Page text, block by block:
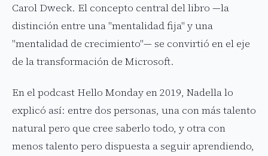
Carol Dweck. El concepto central del libro —la
distinción entre una "mentalidad fija" y una
"mentalidad de crecimiento"— se convirtió en el eje
de la transformación de Microsoft.
En el podcast Hello Monday en 2019, Nadella lo
explicó así: entre dos personas, una con más talento
natural pero que cree saberlo todo, y otra con
menos talento pero dispuesta a seguir aprendiendo,